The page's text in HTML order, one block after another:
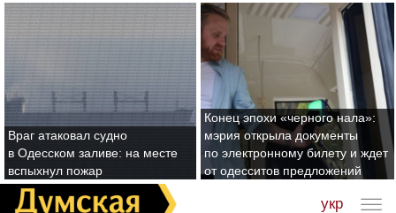
Враг атаковал судно
в Одесском заливе: на месте
вспыхнул пожар
Конец эпохи «черного нала»:
мэрия открыла документы
по электронному билету и ждет
от одесситов предложений
укр